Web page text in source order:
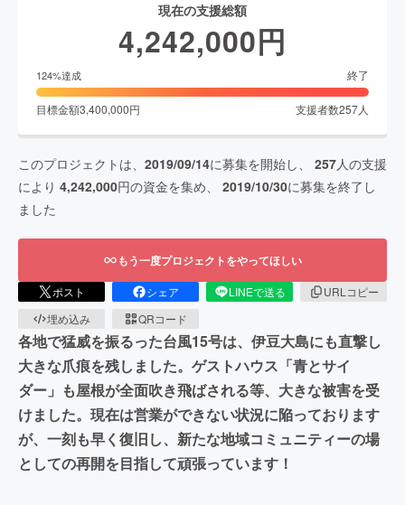
現在の支援総額
4,242,000円
124%達成 終了
目標金額3,400,000円 支援者数257人
このプロジェクトは、 2019/09/14に募集を開始し、 257人の支援
により 4,242,000円の資金を集め、 2019/10/30に募集を終了し
ました
もう一度プロジェクトをやってほしい
ポスト シェア LINEで送る
URLコピー
埋め込み
QRコード
各地で猛威を振るった台風15号は、伊豆大島にも直撃し
大きな爪痕を残しました。ゲストハウス「青とサイ
ダー」も屋根が全面吹き飛ばされる等、大きな被害を受
けました。現在は営業ができない状況に陥っております
が、一刻も早く復旧し、新たな地域コミュニティーの場
としての再開を目指して頑張っています！